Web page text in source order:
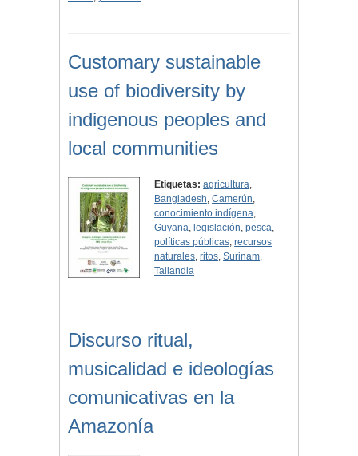
Customary sustainable
use of biodiversity by
indigenous peoples and
local communities
Etiquetas: agricultura,
Bangladesh,Camerún,
conocimiento indígena,
Guyana, legislación,pesca,
políticas públicas,recursos
naturales,ritos,Surinam,
Tailandia
Discurso ritual,
musicalidad e ideologías
comunicativas en la
Amazonía